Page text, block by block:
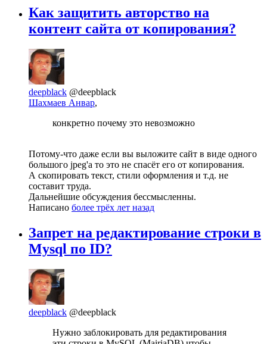
Как защитить авторство на
контент сайта от копирования?
deepblack @deepblack
Шахмаев Анвар,
конкретно почему это невозможно
Потому-что даже если вы выложите сайт в виде одного
большого jpeg'а то это не спасёт его от копирования.
А скопировать текст, стили оформления и т.д. не
составит труда.
Дальнейшие обсуждения бессмысленны.
Написано более трёх лет назад
Запрет на редактирование строки в
Mysql по ID?
deepblack @deepblack
Нужно заблокировать для редактирования